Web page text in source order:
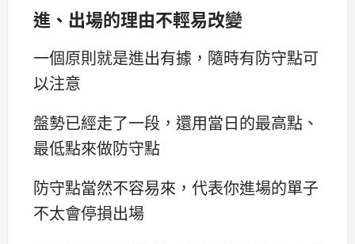
進、出場的理由不輕易改變
一個原則就是進出有據，隨時有防守點可
以注意
盤勢已經走了一段，還用當日的最高點、
最低點來做防守點
防守點當然不容易來，代表你進場的單子
不太會停損出場